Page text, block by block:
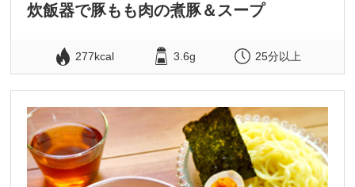
炊飯器で豚もも肉の煮豚＆スープ
277kcal 3.6g 25分以上